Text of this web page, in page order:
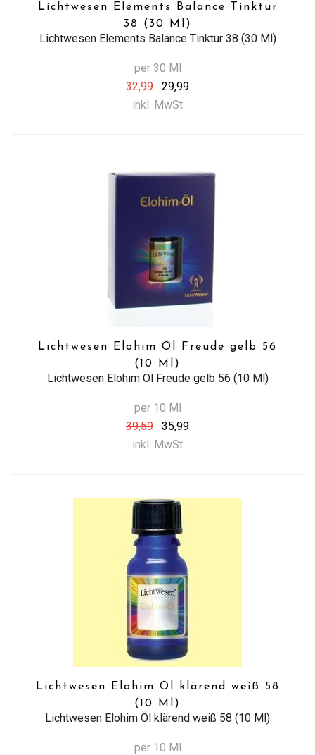
Lichtwesen Elements Balance Tinktur
38 (30 Ml)
Lichtwesen Elements Balance Tinktur 38 (30 Ml)
per 30 Ml
32,99
29,99
inkl. MwSt
Lichtwesen Elohim Öl Freude gelb 56
(10 Ml)
Lichtwesen Elohim Öl Freude gelb 56 (10 Ml)
per 10 Ml
39,59
35,99
inkl. MwSt
Lichtwesen Elohim Öl klärend weiß 58
(10 Ml)
Lichtwesen Elohim Öl klärend weiß 58 (10 Ml)
per 10 Ml